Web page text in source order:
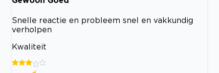
Snelle reactie en probleem snel en vakkundig
verholpen
Kwaliteit